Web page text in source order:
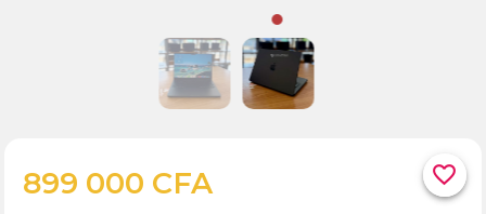
favorite_border
899 000 CFA